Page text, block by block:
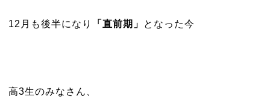
12月も後半になり 「直前期」 となった今
高3生のみなさん、